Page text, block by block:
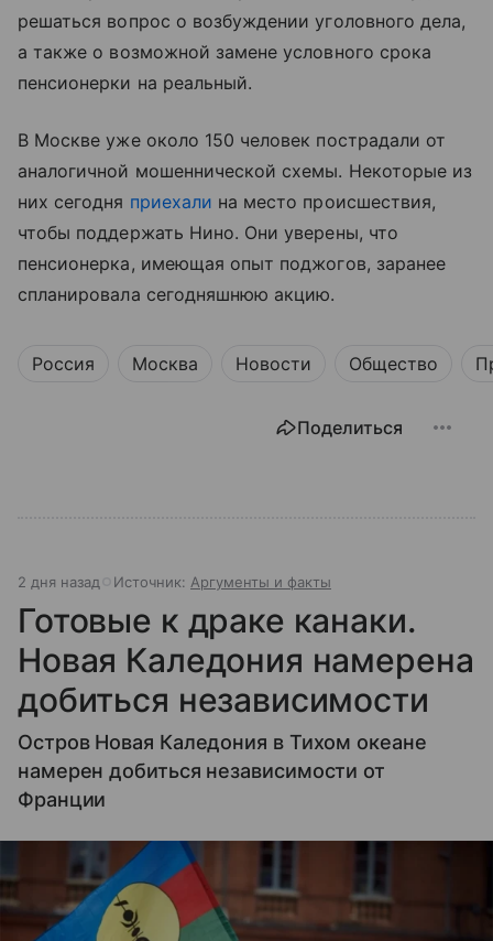
решаться вопрос о возбуждении уголовного дела,
а также о возможной замене условного срока
пенсионерки на реальный.
В Москве уже около 150 человек пострадали от
аналогичной мошеннической схемы. Некоторые из
них сегодня приехали на место происшествия,
чтобы поддержать Нино. Они уверены, что
пенсионерка, имеющая опыт поджогов, заранее
спланировала сегодняшнюю акцию.
Россия Москва Новости Общество
Поделиться
2 дня назад Источник: Аргументы и факты
Готовые к драке канаки.
Новая Каледония намерена
добиться независимости
Остров Новая Каледония в Тихом океане
намерен добиться независимости от
Франции